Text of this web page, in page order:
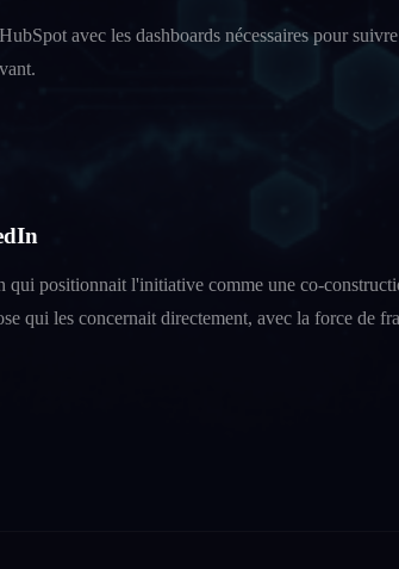
avec les dashboards nécessaires pour
positionnait l'initiative comme une co-
qui les concernait directement, avec la force de